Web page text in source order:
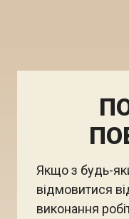
Якщо з будь-
відмовитися
виконання